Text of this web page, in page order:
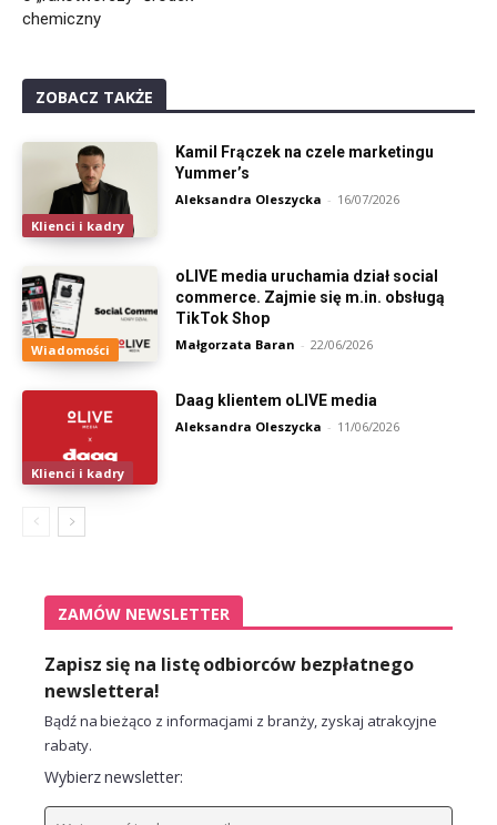
chemiczny
ZOBACZ TAKŻE
Klienci i kadry
Kamil Frączek na czele marketingu
Yummer’s
Aleksandra Oleszycka - 16/07/2026
Wiadomości
oLIVE media uruchamia dział social
commerce. Zajmie się m.in. obsługą
TikTok Shop
Małgorzata Baran - 22/06/2026
Klienci i kadry
Daag klientem oLIVE media
Aleksandra Oleszycka - 11/06/2026
ZAMÓW NEWSLETTER
Zapisz się na listę odbiorców bezpłatnego
newslettera!
Bądź na bieżąco z informacjami z branży, zyskaj atrakcyjne
rabaty.
Wybierz newsletter: